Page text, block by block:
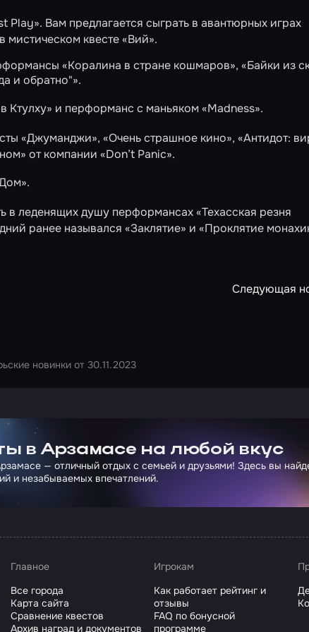
Play». Вам предлагается сыграть в авантюрных играх
мистическом квесте«Вий».
«Коралина в стране кошмаров», «Байки из
и обратно"».
Ктулху» и перформанс с маньяком «Madness».
«Джуманджи», «Очень страшное кино», «Антидот:
от компании «Don’t Panic».
.
в леденящих душу перформансах«Техасская резня
ранее назывался «Заклятие» и «Проклятие
Следующая
новинки от 30.11.2023
Сколково
в Арзамасе на любой вкус
— отличный отдых с семьей и друзьями! Здесь вы
и незабываемых впечатлений.
Главное
Все города
Карта сайта
Сравнение квестов
Архив наград и документов
Игрокам
Как работает рейтинг и
отзывы
FAQ по бонусной
программе